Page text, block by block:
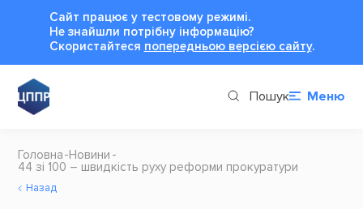
Сайт працює у тестовому режимі.
Не знайшли потрібну інформацію?
Cкористайтеся попередньою версією сайту.
Пошук Меню
Головна Новини
44 зі 100 – швидкість руху реформи прокуратури
Назад